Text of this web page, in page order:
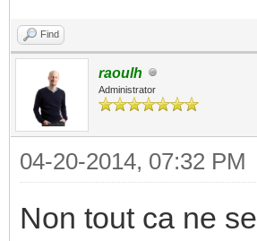
Find
raoulh
Administrator
04-20-2014, 07:32 PM
Non tout ca ne